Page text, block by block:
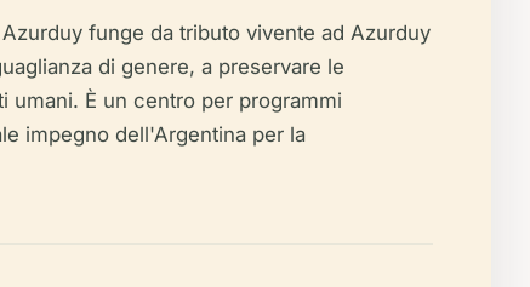
funge da tributo vivente ad Azurduy
di genere, a preservare le
umani. È un centro per programmi
impegno dell'Argentina per la